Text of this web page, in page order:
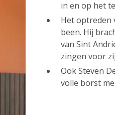
in en op het
Het optreden
been. Hij
van Sint
zingen voor
Ook Steven
volle borst